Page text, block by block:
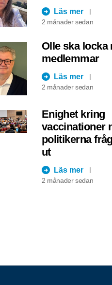
Läs mer
2 månader sedan
Olle ska locka
medlemmar
Läs mer
2 månader sedan
Enighet kring
vaccinationer
politikerna
ut
Läs mer
2 månader sedan